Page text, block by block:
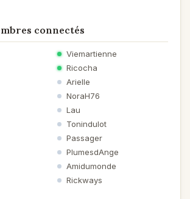
présent
connectés
Viemartienne
Ricocha
Arielle
NoraH76
Lau
Tonindulot
Passager
PlumesdAnge
Amidumonde
Rickways